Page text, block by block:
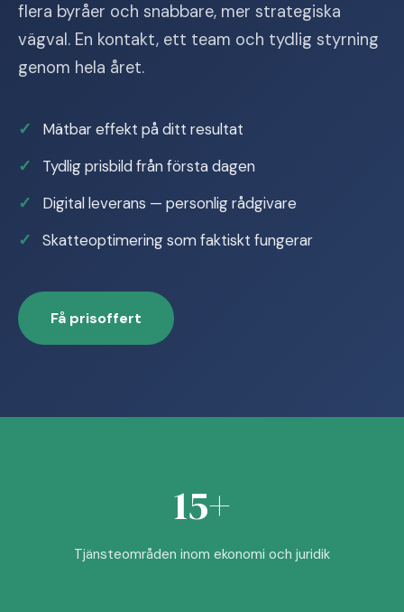
flera byråer och snabbare, mer strategiska
vägval. En kontakt, ett team och tydlig styrning
genom hela året.
Mätbar effekt på ditt resultat
Tydlig prisbild från första dagen
Digital leverans — personlig rådgivare
Skatteoptimering som faktiskt fungerar
Få prisoffert
15+
Tjänsteområden inom ekonomi och juridik